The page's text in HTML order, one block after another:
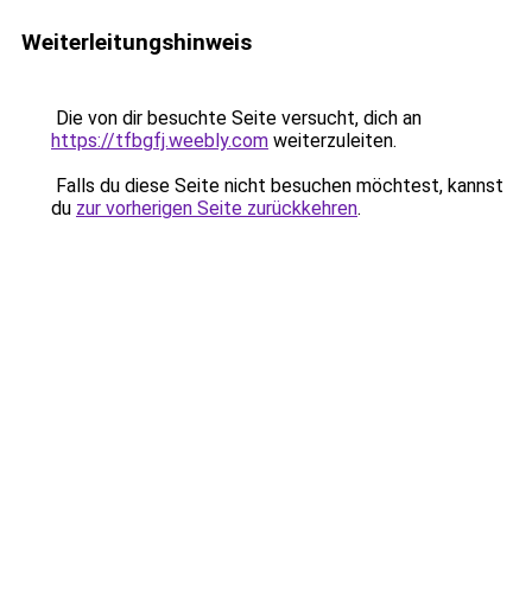
Weiterleitungshinweis
Die von dir besuchte Seite versucht, dich an
https://tfbgfj.weebly.com weiterzuleiten.
Falls du diese Seite nicht besuchen möchtest, kannst
du zur vorherigen Seite zurückkehren.